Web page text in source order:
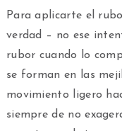
Para aplicarte el
verdad – no ese
rubor cuando lo
se forman en las
movimiento ligero
siempre de no